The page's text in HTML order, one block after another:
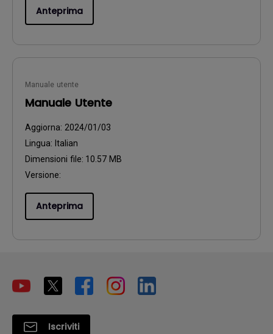
Anteprima
Manuale utente
Manuale Utente
Aggiorna: 2024/01/03
Lingua: Italian
Dimensioni file: 10.57 MB
Versione:
Anteprima
Iscriviti